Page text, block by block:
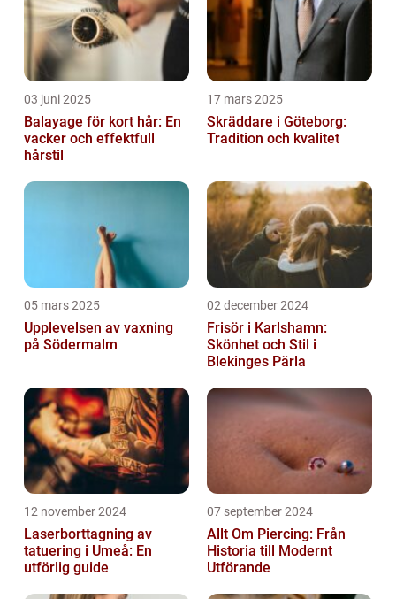
03 juni 2025
Balayage för kort hår: En
vacker och effektfull
hårstil
17 mars 2025
Skräddare i Göteborg:
Tradition och kvalitet
05 mars 2025
Upplevelsen av vaxning
på Södermalm
02 december 2024
Frisör i Karlshamn:
Skönhet och Stil i
Blekinges Pärla
12 november 2024
Laserborttagning av
tatuering i Umeå: En
utförlig guide
07 september 2024
Allt Om Piercing: Från
Historia till Modernt
Utförande